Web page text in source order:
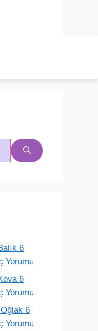
Yay
yorum
6
Yorumu
6
Yorumu
6
Yorumu